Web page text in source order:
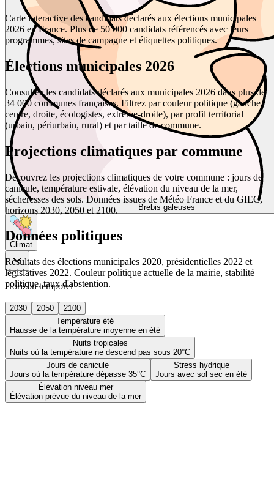
Brebis galeuses
Climat
Horizon temporel
2030 2050
2100
Température été
Hausse de la température moyenne en été
Nuits tropicales
Nuits où la température ne descend pas sous 20°C
Jours de canicule
Jours où la température dépasse 35°C
Stress hydrique
Jours avec sol sec en été
Élévation niveau mer
Élévation prévue du niveau de la mer
Carte interactive des candidats déclarés aux élections municipales
2026 en France. Plus de 50 000 candidats référencés avec leurs
programmes, sites de campagne et étiquettes politiques.
Élections municipales 2026
Consultez les candidats déclarés aux municipales 2026 dans plus de
34 000 communes françaises. Filtrez par couleur politique (gauche,
centre, droite, écologistes, extrême-droite), par profil territorial
(urbain, périurbain, rural) et par taille de commune.
Projections climatiques par commune
Découvrez les projections climatiques de votre commune : jours de
canicule, température estivale, élévation du niveau de la mer,
sécheresses des sols. Données issues de Météo France et du GIEC,
horizons 2030, 2050 et 2100.
Données politiques
Résultats des élections municipales 2020, présidentielles 2022 et
législatives 2022. Couleur politique actuelle de la mairie, stabilité
politique, taux d'abstention.